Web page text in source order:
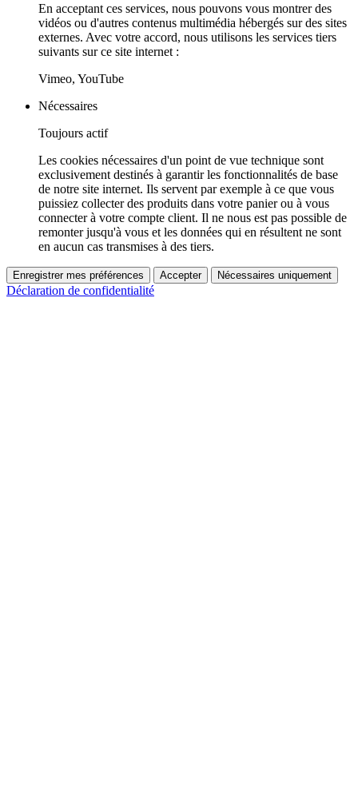
En acceptant ces services, nous pouvons vous montrer des
vidéos ou d'autres contenus multimédia hébergés sur des sites
externes. Avec votre accord, nous utilisons les services tiers
suivants sur ce site internet :
Vimeo, YouTube
Nécessaires
Toujours actif
Les cookies nécessaires d'un point de vue technique sont
exclusivement destinés à garantir les fonctionnalités de base
de notre site internet. Ils servent par exemple à ce que vous
puissiez collecter des produits dans votre panier ou à vous
connecter à votre compte client. Il ne nous est pas possible de
remonter jusqu'à vous et les données qui en résultent ne sont
en aucun cas transmises à des tiers.
Enregistrer mes préférences Accepter Nécessaires uniquement
Déclaration de confidentialité